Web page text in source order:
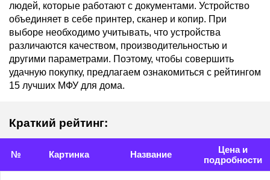
людей, которые работают с документами. Устройство
объединяет в себе принтер, сканер и копир. При
выборе необходимо учитывать, что устройства
различаются качеством, производительностью и
другими параметрами. Поэтому, чтобы совершить
удачную покупку, предлагаем ознакомиться с рейтингом
15 лучших МФУ для дома.
Краткий рейтинг:
№ Картинка Название
Цена и
подробности